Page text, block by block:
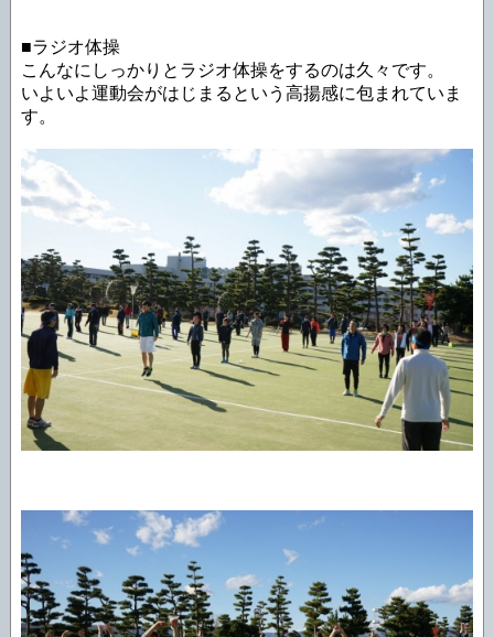
■ラジオ体操
こんなにしっかりとラジオ体操をするのは久々です。
いよいよ運動会がはじまるという高揚感に包まれていま
す。